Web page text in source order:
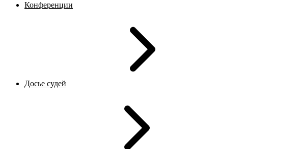
Конференции
Досье судей